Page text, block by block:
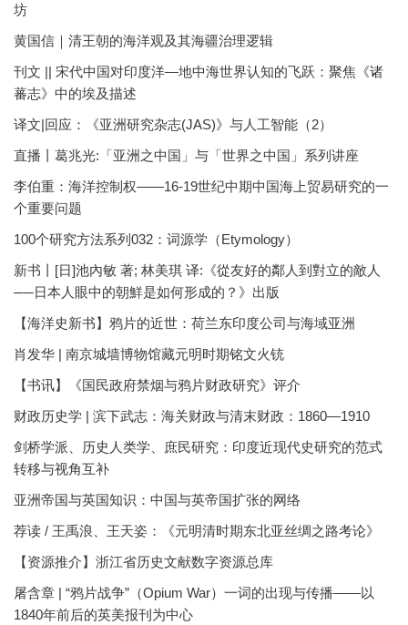
坊
黄国信｜清王朝的海洋观及其海疆治理逻辑
刊文 || 宋代中国对印度洋—地中海世界认知的飞跃：聚焦《诸
蕃志》中的埃及描述
译文|回应：《亚洲研究杂志(JAS)》与人工智能（2）
直播丨葛兆光:「亚洲之中国」与「世界之中国」系列讲座
李伯重：海洋控制权——16-19世纪中期中国海上贸易研究的一
个重要问题
100个研究方法系列032：词源学（Etymology）
新书丨[日]池內敏 著; 林美琪 译:《從友好的鄰人到對立的敵人
──日本人眼中的朝鮮是如何形成的？》出版
【海洋史新书】鸦片的近世：荷兰东印度公司与海域亚洲
肖发华 | 南京城墙博物馆藏元明时期铭文火铳
【书讯】《国民政府禁烟与鸦片财政研究》评介
财政历史学 | 滨下武志：海关财政与清末财政：1860—1910
剑桥学派、历史人类学、庶民研究：印度近现代史研究的范式
转移与视角互补
亚洲帝国与英国知识：中国与英帝国扩张的网络
荐读 / 王禹浪、王天姿：《元明清时期东北亚丝绸之路考论》
【资源推介】浙江省历史文献数字资源总库
屠含章 | “鸦片战争”（Opium War）一词的出现与传播——以
1840年前后的英美报刊为中心